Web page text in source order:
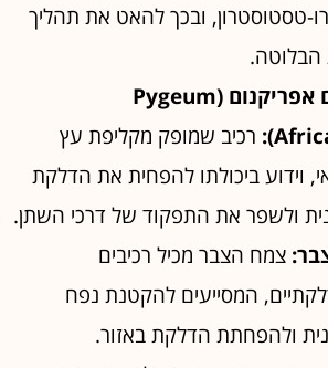
טסטוסטרון, ובכך להאט את תהליך
פיגאום אפריקנום (Pygeum
רכיב שמופק מקליפת עץ
וידוע ביכולתו להפחית את הדלקת
ולשפר את התפקוד של דרכי השתן.
צמח הצבר מכיל רכיבים
המסייעים להקטנת נפח
ולהפחתת הדלקת באזור.